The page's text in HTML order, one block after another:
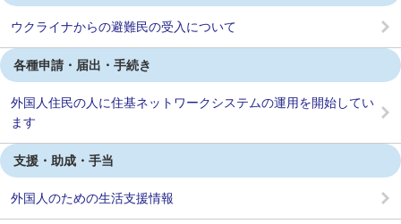
ウクライナからの避難民の受入について
各種申請・届出・手続き
外国人住民の人に住基ネットワークシステムの運用を開始してい
ます
支援・助成・手当
外国人のための生活支援情報